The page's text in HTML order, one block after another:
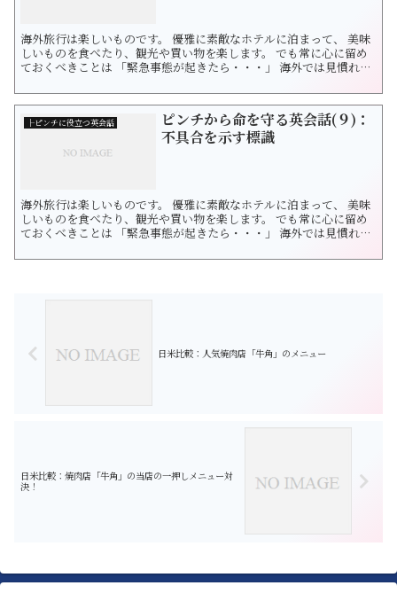
海外旅行は楽しいものです。 優雅に素敵なホテルに泊まって、 美味
しいものを食べたり、観光や買い物を楽します。 でも常に心に留め
ておくべきことは 「緊急事態が起きたら・・・」 海外では見慣れな
より安全に旅をしましょう。 言葉を知ることは自分や大切な人の命
を守ることにつながると信じます。 それではいってみよう！ 1. これ
は何を...
├ピンチに役立つ英会話
ピンチから命を守る英会話(９)：
不具合を示す標識
海外旅行は楽しいものです。 優雅に素敵なホテルに泊まって、 美味
しいものを食べたり、観光や買い物を楽します。 でも常に心に留め
ておくべきことは 「緊急事態が起きたら・・・」 海外では見慣れな
より安全に旅をしましょう。 知っておくと不要な心労を避けること
日米比較：人気焼肉店「牛角」のメニュー
日米比較：焼肉店「牛角」の当店の一押しメニュー対
決！